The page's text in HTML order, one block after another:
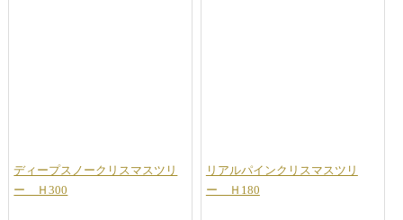
ディープスノークリスマスツリ
ー Ｈ300
リアルパインクリスマスツリ
ー Ｈ180